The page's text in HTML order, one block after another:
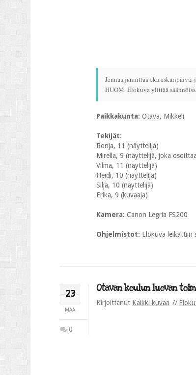
Jennaa jännittää eka
HUOM. Elokuva ylittää
Paikkakunta: Otava, Mikkeli
Tekijät:
Ronja, 11 (näyttelijä)
Mirella, 9 (näyttelijä, joka
Vilma, 11 (näyttelijä)
Heidi, 10 (näyttelijä)
Silja, 10 (näyttelijä)
Erika, 9 (kuvaaja)
Kamera: Canon Legria FS200
Ohjelmistot: Elokuva leikattiin
23
MAA
0
Otavan koulun luovan
Kirjoittanut Kaikki kuvaa